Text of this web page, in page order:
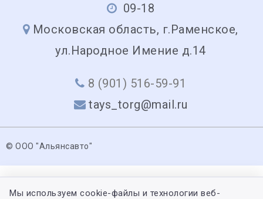
09-18
Московская область, г.Раменское,
ул.Народное Имение д.14
8 (901) 516-59-91
tays_torg@mail.ru
© ООО "Альянсавто"
Мы используем cookie-файлы и технологии веб-